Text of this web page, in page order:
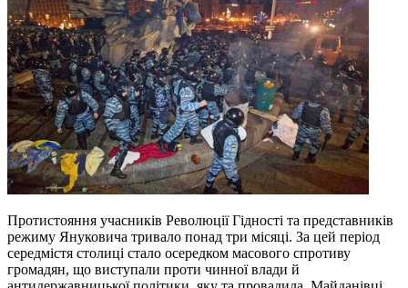
Протистояння учасників Революції Гідності та представників
режиму Януковича тривало понад три місяці. За цей період
середмістя столиці стало осередком масового спротиву
громадян, що виступали проти чинної влади й